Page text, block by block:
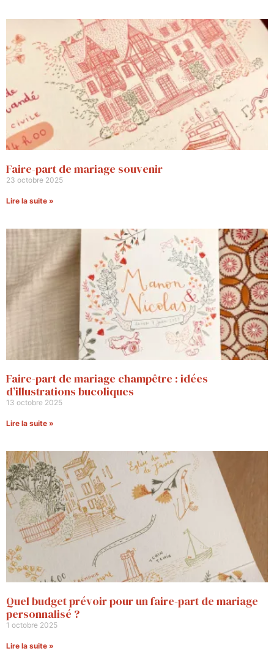
Faire-part de mariage souvenir
23 octobre 2025
Lire la suite »
Faire-part de mariage champêtre : idées
d’illustrations bucoliques
13 octobre 2025
Lire la suite »
Quel budget prévoir pour un faire-part de mariage
personnalisé ?
1 octobre 2025
Lire la suite »